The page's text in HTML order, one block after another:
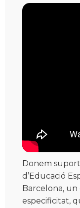
Donem
d’Educació
Barcelona,
especificitat,